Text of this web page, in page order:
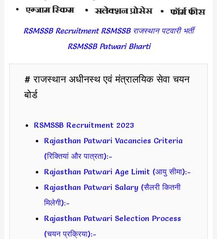
RSMSSB Recruitment RSMSSB राजस्थान पटवारी भर्ती
RSMSSB Patwari Bharti
# राजस्थान अधीनस्थ एवं मंत्रालयिक सेवा चयन
बोर्ड
RSMSSB Recruitment 2023
Rajasthan Patwari Vacancies Criteria
(रिक्तियां और पात्रता):-
Rajasthan Patwari Age Limit (आयु सीमा):-
Rajasthan Patwari Salary (सैलरी कितनी
मिलेगी):-
Rajasthan Patwari Selection Process
(चयन प्रक्रिया):-